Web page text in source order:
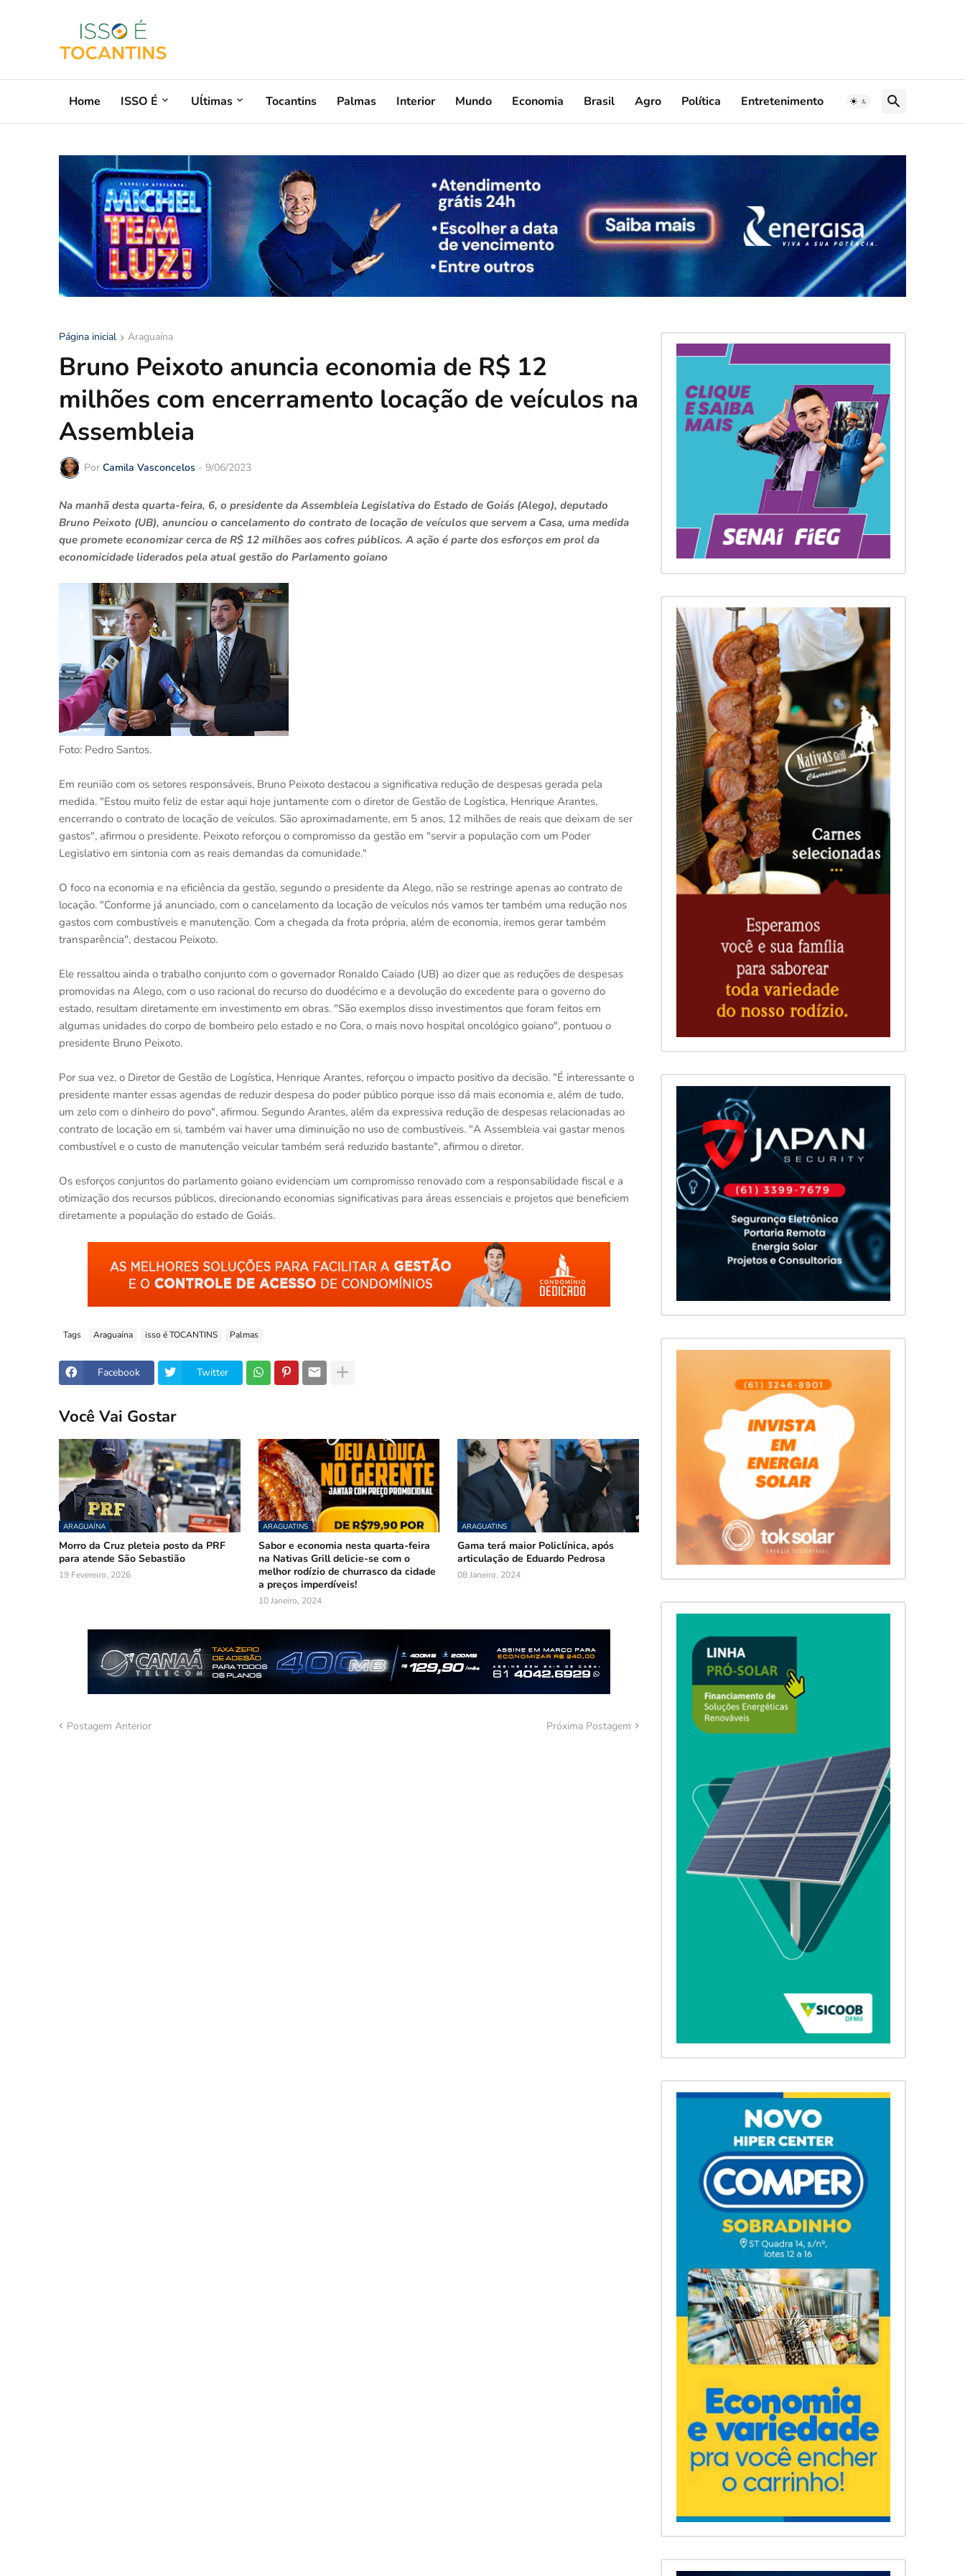
Home ISSO É Uĺtimas Tocantins Palmas Interior Mundo Economia Brasil Agro Política Entretenimento
Página inicial Araguaína
Bruno Peixoto anuncia economia de R$ 12
milhões com encerramento locação de veículos na
Assembleia
Por Camila Vasconcelos - 9/06/2023
Na manhã desta quarta-feira, 6, o presidente da Assembleia Legislativa do Estado de Goiás (Alego), deputado
Bruno Peixoto (UB), anunciou o cancelamento do contrato de locação de veículos que servem a Casa, uma medida
que promete economizar cerca de R$ 12 milhões aos cofres públicos. A ação é parte dos esforços em prol da
economicidade liderados pela atual gestão do Parlamento goiano
Foto: Pedro Santos.
Em reunião com os setores responsáveis, Bruno Peixoto destacou a significativa redução de despesas gerada pela
medida. "Estou muito feliz de estar aqui hoje juntamente com o diretor de Gestão de Logística, Henrique Arantes,
encerrando o contrato de locação de veículos. São aproximadamente, em 5 anos, 12 milhões de reais que deixam de ser
gastos", afirmou o presidente. Peixoto reforçou o compromisso da gestão em "servir a população com um Poder
Legislativo em sintonia com as reais demandas da comunidade."
O foco na economia e na eficiência da gestão, segundo o presidente da Alego, não se restringe apenas ao contrato de
locação. "Conforme já anunciado, com o cancelamento da locação de veículos nós vamos ter também uma redução nos
gastos com combustíveis e manutenção. Com a chegada da frota própria, além de economia, iremos gerar também
transparência", destacou Peixoto.
Ele ressaltou ainda o trabalho conjunto com o governador Ronaldo Caiado (UB) ao dizer que as reduções de despesas
promovidas na Alego, com o uso racional do recurso do duodécimo e a devolução do excedente para o governo do
estado, resultam diretamente em investimento em obras. "São exemplos disso investimentos que foram feitos em
algumas unidades do corpo de bombeiro pelo estado e no Cora, o mais novo hospital oncológico goiano", pontuou o
presidente Bruno Peixoto.
Por sua vez, o Diretor de Gestão de Logística, Henrique Arantes, reforçou o impacto positivo da decisão. "É interessante o
presidente manter essas agendas de reduzir despesa do poder público porque isso dá mais economia e, além de tudo,
um zelo com o dinheiro do povo", afirmou. Segundo Arantes, além da expressiva redução de despesas relacionadas ao
contrato de locação em si, também vai haver uma diminuição no uso de combustíveis. "A Assembleia vai gastar menos
combustível e o custo de manutenção veicular também será reduzido bastante", afirmou o diretor.
Os esforços conjuntos do parlamento goiano evidenciam um compromisso renovado com a responsabilidade fiscal e a
otimização dos recursos públicos, direcionando economias significativas para áreas essenciais e projetos que beneficiem
diretamente a população do estado de Goiás.
Tags Araguaína isso é TOCANTINS Palmas
Facebook Twitter
Você Vai Gostar
ARAGUAÍNA
Morro da Cruz pleteia posto da PRF
para atende São Sebastião
19 Fevereiro, 2026
ARAGUATINS
Sabor e economia nesta quarta-feira
na Nativas Grill delicie-se com o
melhor rodízio de churrasco da cidade
a preços imperdíveis!
10 Janeiro, 2024
ARAGUATINS
Gama terá maior Policlínica, após
articulação de Eduardo Pedrosa
08 Janeiro, 2024
Postagem Anterior Próxima Postagem